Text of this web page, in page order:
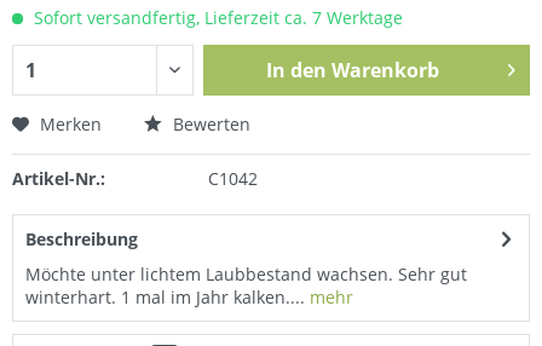
Sofort versandfertig, Lieferzeit ca. 7 Werktage
In den Warenkorb
Merken Bewerten
Artikel-Nr.: C1042
Beschreibung
Möchte unter lichtem Laubbestand wachsen. Sehr gut
winterhart. 1 mal im Jahr kalken.... mehr